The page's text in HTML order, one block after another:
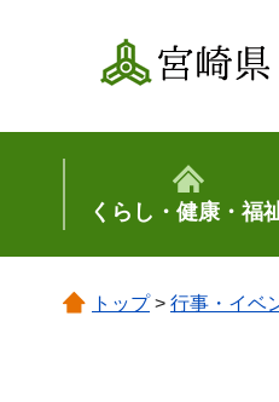
宮崎県
くらし・健康・福
トップ> 行事・イベ